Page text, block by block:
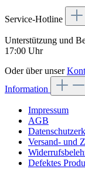
Service-Hotline
Unterstützung und
17:00 Uhr
Oder über unser
Information
Impressum
AGB
Versand- und
Defektes